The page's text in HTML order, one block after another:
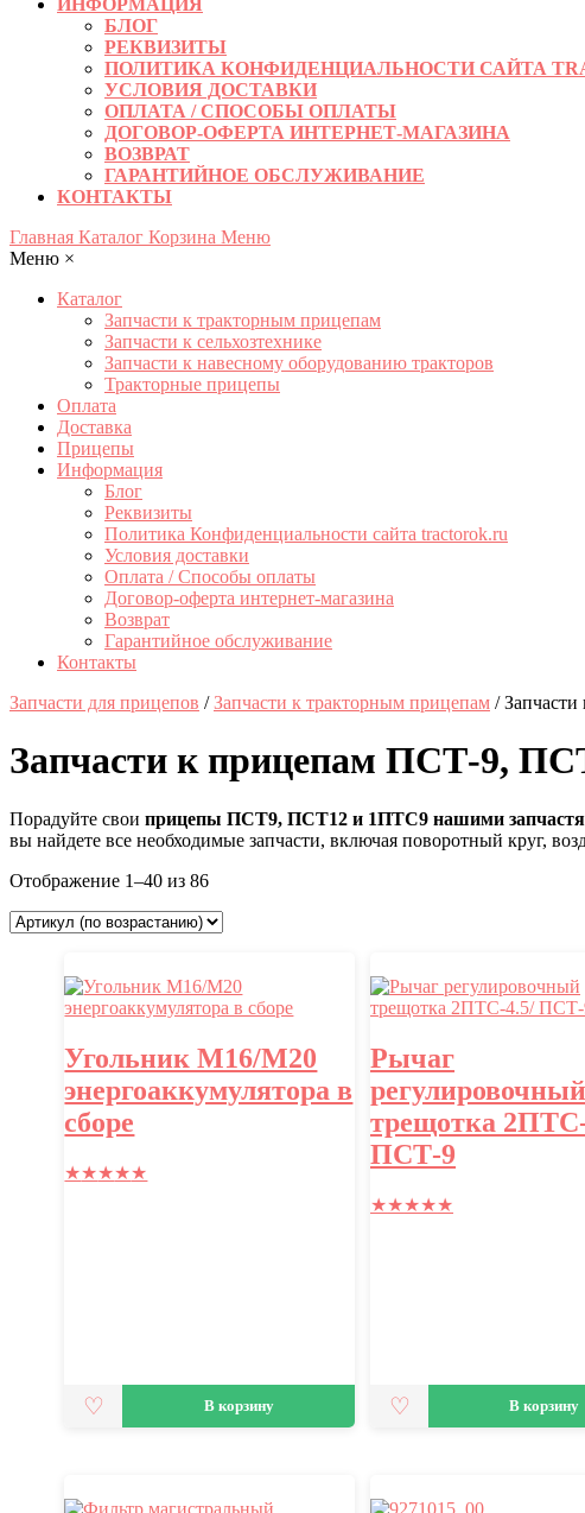
БЛОГ
РЕКВИЗИТЫ
ПОЛИТИКА КОНФИДЕНЦИАЛЬНОСТИ САЙТА
УСЛОВИЯ ДОСТАВКИ
ОПЛАТА / СПОСОБЫ ОПЛАТЫ
ДОГОВОР-ОФЕРТА ИНТЕРНЕТ-МАГАЗИНА
ВОЗВРАТ
ГАРАНТИЙНОЕ ОБСЛУЖИВАНИЕ
КОНТАКТЫ
Главная Каталог Корзина Меню
Меню ×
Каталог
Запчасти к тракторным прицепам
Запчасти к сельхозтехнике
Запчасти к навесному оборудованию тракторов
Тракторные прицепы
Оплата
Доставка
Прицепы
Информация
Блог
Реквизиты
Политика Конфиденциальности сайта tractorok.ru
Условия доставки
Оплата / Способы оплаты
Договор-оферта интернет-магазина
Возврат
Гарантийное обслуживание
Контакты
Запчасти для прицепов /Запчасти к тракторным прицепам /
Запчасти к прицепам ПСТ-9,
Порадуйте свои прицепы ПСТ9, ПСТ12 и 1ПТС9 нашими
вы найдете все необходимые запчасти, включая поворотный круг,
Отображение 1–40 из 86
Угольник М16/М20
энергоаккумулятора в
сборе
★★★★★
В корзину
Рычаг
регулировочный
трещотка
ПСТ-9
★★★★★
В корзину